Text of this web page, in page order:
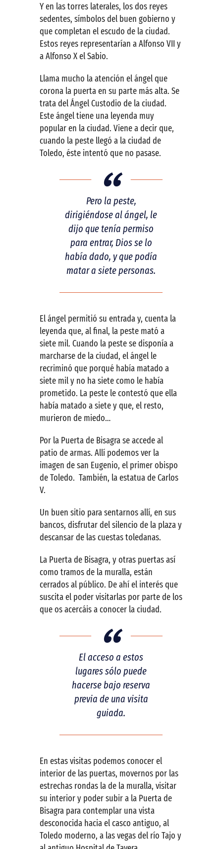
Y en las torres laterales, los dos reyes
sedentes, símbolos del buen gobierno y
que completan el escudo de la ciudad.
Estos reyes representarían a Alfonso VII y
a Alfonso X el Sabio.
Llama mucho la atención el ángel que
corona la puerta en su parte más alta. Se
trata del Ángel Custodio de la ciudad.
Este ángel tiene una leyenda muy
popular en la ciudad. Viene a decir que,
cuando la peste llegó a la ciudad de
Toledo, éste intentó que no pasase.
Pero la peste,
dirigiéndose al ángel, le
dijo que tenía permiso
para entrar, Dios se lo
había dado, y que podía
matar a siete personas.
El ángel permitió su entrada y, cuenta la
leyenda que, al final, la peste mató a
siete mil. Cuando la peste se disponía a
marcharse de la ciudad, el ángel le
recriminó que porqué había matado a
siete mil y no ha siete como le había
prometido. La peste le contestó que ella
había matado a siete y que, el resto,
murieron de miedo…
Por la Puerta de Bisagra se accede al
patio de armas. Allí podemos ver la
imagen de san Eugenio, el primer obispo
de Toledo. También, la estatua de Carlos
V.
Un buen sitio para sentarnos allí, en sus
bancos, disfrutar del silencio de la plaza y
descansar de las cuestas toledanas.
La Puerta de Bisagra, y otras puertas así
como tramos de la muralla, están
cerrados al público. De ahí el interés que
suscita el poder visitarlas por parte de los
que os acercáis a conocer la ciudad.
El acceso a estos
lugares sólo puede
hacerse bajo reserva
previa de una visita
guiada.
En estas visitas podemos conocer el
interior de las puertas, movernos por las
estrechas rondas la de la muralla, visitar
su interior y poder subir a la Puerta de
Bisagra para contemplar una vista
desconocida hacia el casco antiguo, al
Toledo moderno, a las vegas del río Tajo y